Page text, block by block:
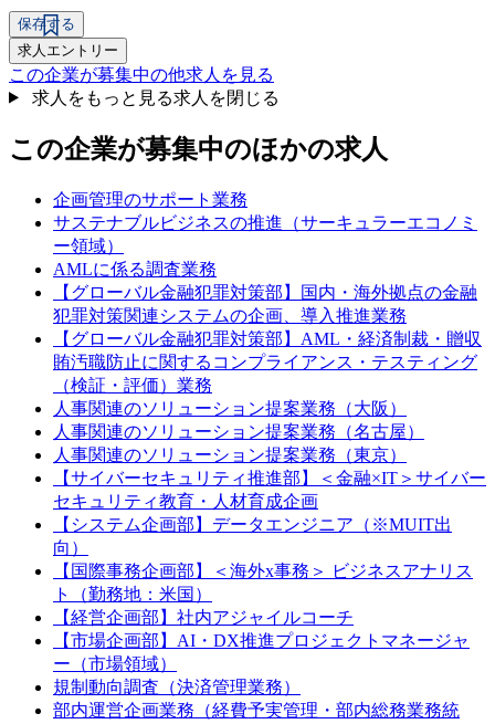
保存する
求人エントリー
この企業が募集中の他求人を見る
求人をもっと見る求人を閉じる
この企業が募集中のほかの求人
企画管理のサポート業務
サステナブルビジネスの推進（サーキュラーエコノミ
ー領域）
AMLに係る調査業務
【グローバル金融犯罪対策部】国内・海外拠点の金融
犯罪対策関連システムの企画、導入推進業務
【グローバル金融犯罪対策部】AML・経済制裁・贈収
賄汚職防止に関するコンプライアンス・テスティング
（検証・評価）業務
人事関連のソリューション提案業務（大阪）
人事関連のソリューション提案業務（名古屋）
人事関連のソリューション提案業務（東京）
【サイバーセキュリティ推進部】＜金融×IT＞サイバー
セキュリティ教育・人材育成企画
【システム企画部】データエンジニア（※MUIT出
向）
【国際事務企画部】＜海外x事務＞ ビジネスアナリス
ト（勤務地：米国）
【経営企画部】社内アジャイルコーチ
【市場企画部】AI・DX推進プロジェクトマネージャ
ー（市場領域）
規制動向調査（決済管理業務）
部内運営企画業務（経費予実管理・部内総務業務統